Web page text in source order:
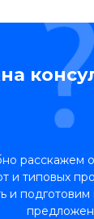
расскажем о
и типовых
и